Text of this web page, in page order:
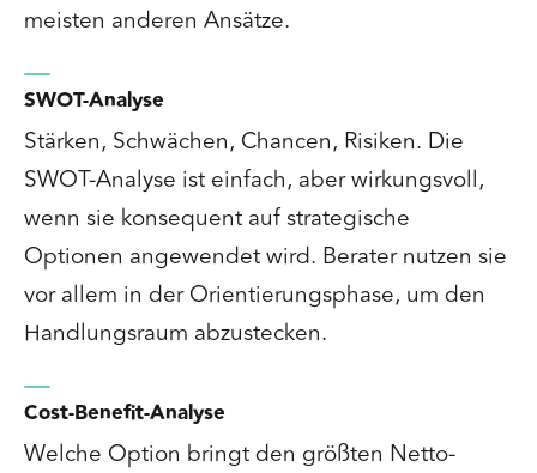
meisten anderen Ansätze.
SWOT-Analyse
Stärken, Schwächen, Chancen, Risiken. Die
SWOT-Analyse ist einfach, aber wirkungsvoll,
wenn sie konsequent auf strategische
Optionen angewendet wird. Berater nutzen sie
vor allem in der Orientierungsphase, um den
Handlungsraum abzustecken.
Cost-Benefit-Analyse
Welche Option bringt den größten Netto-